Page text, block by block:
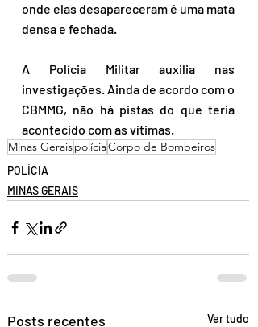
onde elas desapareceram é uma mata
densa e fechada.
A Polícia Militar auxilia nas
investigações. Ainda de acordo com o
CBMMG, não há pistas do que teria
acontecido com as vítimas.
Minas GeraispolíciaCorpo de Bombeiros
POLÍCIA
MINAS GERAIS
Posts recentes Ver tudo